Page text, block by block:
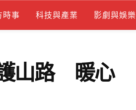
時事 科技與產業 影劇與娛樂
山路 暖心